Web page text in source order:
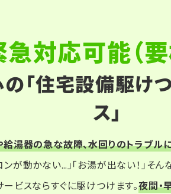
急対応可能（要
「住宅設備駆け
ス」
湯器の急な故障、水回りのトラブル
が動かない…」「お湯が出ない！」そ
ビスならすぐに駆けつけます。夜間・